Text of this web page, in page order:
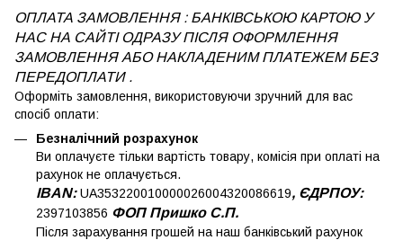
ОПЛАТА ЗАМОВЛЕННЯ : БАНКІВСЬКОЮ КАРТОЮ У
НАС НА САЙТІ ОДРАЗУ ПІСЛЯ ОФОРМЛЕННЯ
ЗАМОВЛЕННЯ АБО НАКЛАДЕНИМ ПЛАТЕЖЕМБЕЗ
ПЕРЕДОПЛАТИ .
Оформіть замовлення, використовуючи зручний для вас
спосіб оплати:
Безналічний розрахунок
Ви оплачуєте тільки вартість товару, комісія при оплаті на
рахунок не оплачується.
IBAN:UA353220010000026004320086619, ЄДРПОУ:
2397103856 ФОП Пришко С.П.
Після зарахування грошей на наш банківський рахунок